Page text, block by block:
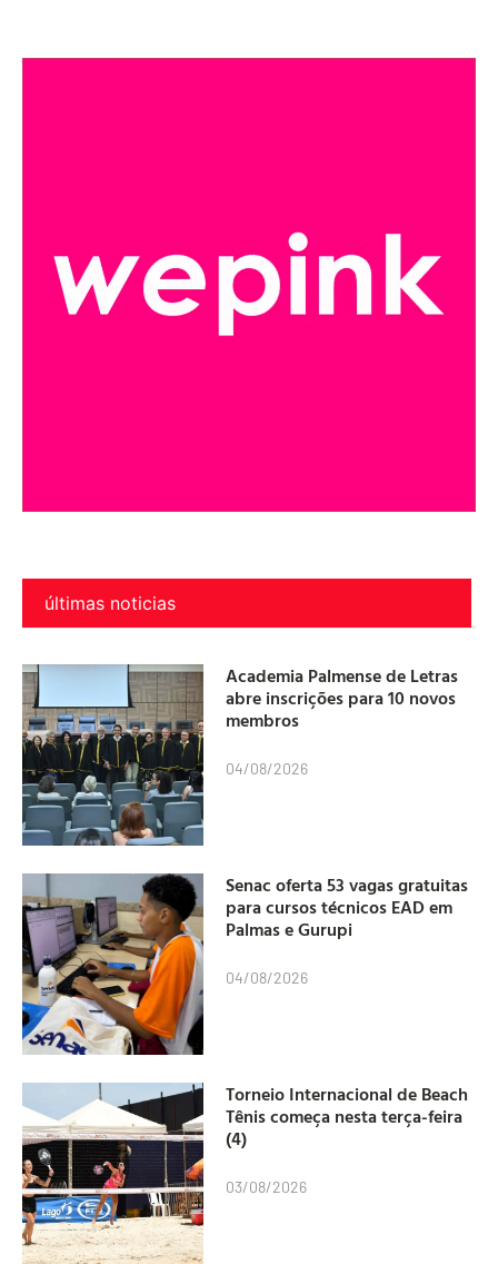
últimas noticias
Academia Palmense de Letras
abre inscrições para 10 novos
membros
04/08/2026
Senac oferta 53 vagas gratuitas
para cursos técnicos EAD em
Palmas e Gurupi
04/08/2026
Torneio Internacional de Beach
Tênis começa nesta terça-feira
(4)
03/08/2026